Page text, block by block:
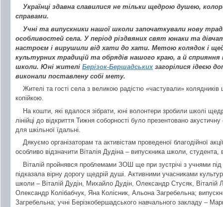
Українці здавна славилися не тільки щедрою душею,
справами.
Учні та випускники нашої школи започаткували нову
особливостей села. У період різдвяних свят юнаки та
настроєм і вирушили від хати до хати. Метою колядок і
культурних традицій та обрядів нашого краю, а й сприяння
школи. Юні жителі Берізок-Бершадськихзагорілися ідеєю
виконали поставлену собі мету.
Жителі та гості села з великою радістю «частували»
копійкою.
На кошти, які вдалося зібрати, юні волонтери зробили школі
лінійці до відкриття Тижня соборності було презентовано
для шкільної їдальні.
Дякуємо організаторам та активістам проведеної благодійної
особливо відзначити Віталія Дудіна – випускника школи, студента,
Віталій пройнявся проблемами ЗОШ ще при зустрічі з учнями
підказала вірну дорогу щедрій душі. Активними учасниками
школи – Віталій Дудін, Михайло Дудін, Олександр Стусяк, Віталій
Олександр Колібабчук, Яна Колісник, Альона Загребельна;
Загребельна; учні Берізкобершадського навчального закладу –